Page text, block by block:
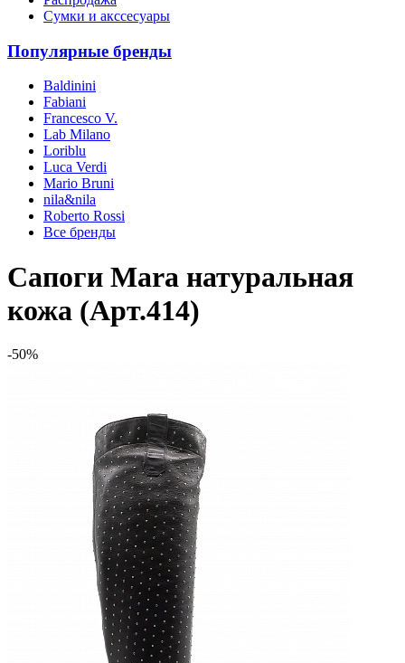
Сумки и акссесуары
Популярные бренды
Baldinini
Fabiani
Francesco V.
Lab Milano
Loriblu
Luca Verdi
Mario Bruni
nila&nila
Roberto Rossi
Все бренды
Сапоги Mara натуральная
кожа (Арт.414)
-50%